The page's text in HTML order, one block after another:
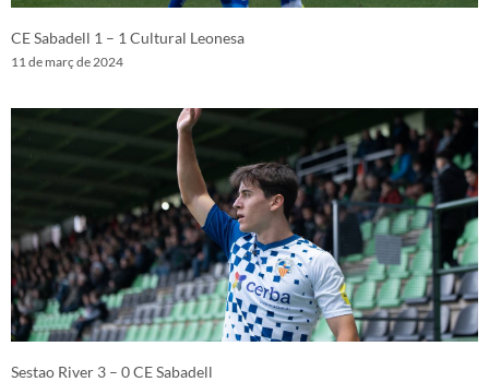
CE Sabadell 1 – 1 Cultural Leonesa
11 de març de 2024
Sestao River 3 – 0 CE Sabadell